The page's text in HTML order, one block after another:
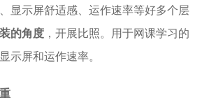
显示屏舒适感、运作速率等好多个层
的角度 ，开展比照。用于网课学习的
示屏和运作速率。